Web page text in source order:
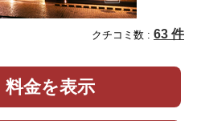
クチコミ数 : 63 件
料金を表示